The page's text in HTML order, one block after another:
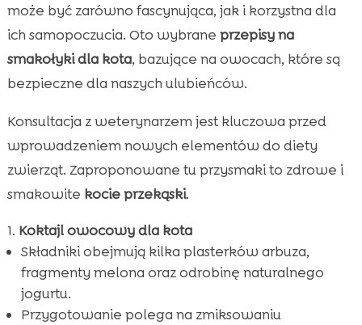
może być zarówno fascynująca, jak i korzystna dla
ich samopoczucia. Oto wybrane przepisy na
smakołyki dla kota, bazujące na owocach, które są
bezpieczne dla naszych ulubieńców.
Konsultacja z weterynarzem jest kluczowa przed
wprowadzeniem nowych elementów do diety
zwierząt. Zaproponowane tu przysmaki to zdrowe i
smakowite kocie przekąski.
Koktajl owocowy dla kota
Składniki obejmują kilka plasterków arbuza,
fragmenty melona oraz odrobinę naturalnego
jogurtu.
Przygotowanie polega na zmiksowaniu